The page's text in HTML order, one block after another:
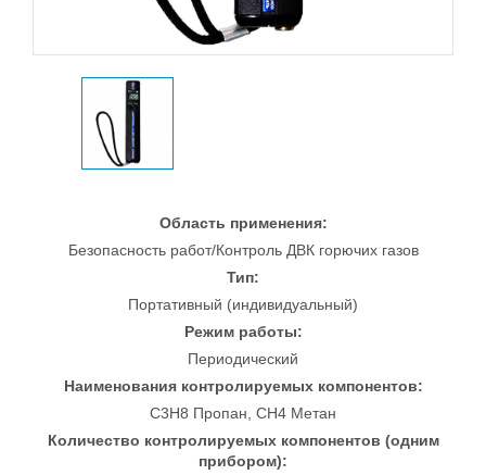
Область применения:
Безопасность работ/Контроль ДВК горючих газов
Тип:
Портативный (индивидуальный)
Режим работы:
Периодический
Наименования контролируемых компонентов:
C3H8 Пропан, CH4 Метан
Количество контролируемых компонентов (одним
прибором):